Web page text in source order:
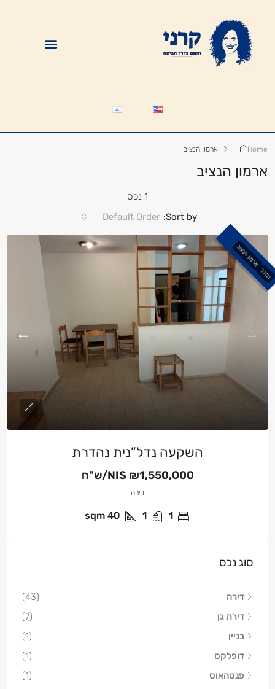
Home ארמון הנציב
ארמון הנציב
1 נכס
Sort by:
Default Order
נמכר
ארמון הנציב
השקעה נדל”נית נהדרת
NIS ₪1,550,000/ש"ח
דירה
1
1
40
sqm
סוג נכס
דירה
(43)
דירת גן
(7)
בניין
(1)
דופלקס
(1)
פנטהאוס
(1)